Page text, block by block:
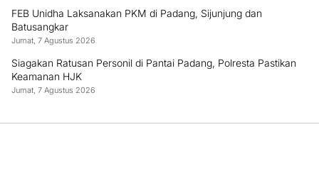
FEB Unidha Laksanakan PKM di Padang, Sijunjung dan
Batusangkar
Jumat, 7 Agustus 2026
Siagakan Ratusan Personil di Pantai Padang, Polresta Pastikan
Keamanan HJK
Jumat, 7 Agustus 2026